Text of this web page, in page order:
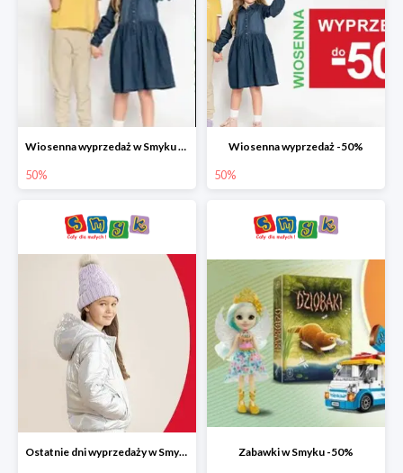
Wiosenna wyprzedaż w Smyku do -50%
50%
Wiosenna wyprzedaż -50%
50%
Ostatnie dni wyprzedaży w Smyku do -70% Zabawki w Smyku -50%